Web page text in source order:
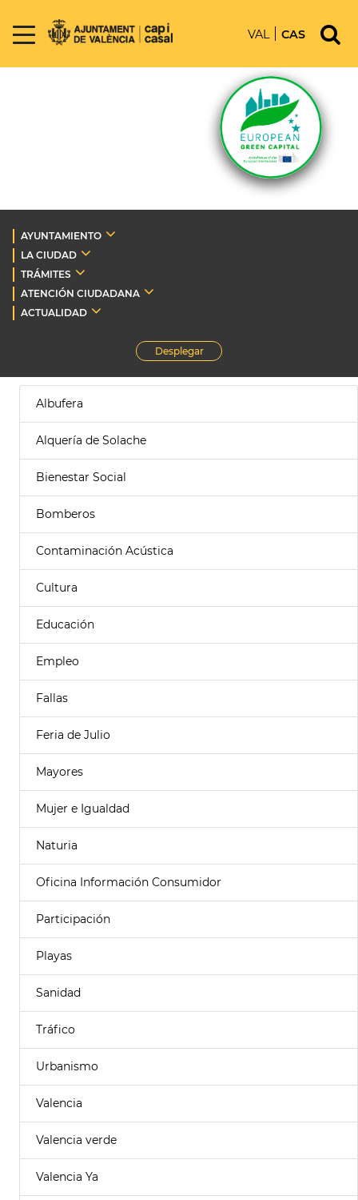
VAL CAS
AYUNTAMIENTO
LA CIUDAD
TRÁMITES
ATENCIÓN CIUDADANA
ACTUALIDAD
Desplegar
Albufera
Alquería de Solache
Bienestar Social
Bomberos
Contaminación Acústica
Cultura
Educación
Empleo
Fallas
Feria de Julio
Mayores
Mujer e Igualdad
Naturia
Oficina Información Consumidor
Participación
Playas
Sanidad
Tráfico
Urbanismo
Valencia
Valencia verde
Valencia Ya